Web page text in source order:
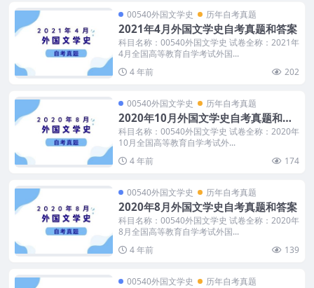
00540外国文学史 历年自考真题
2021年4月外国文学史自考真题和答案
科目名称：00540外国文学史 试卷全称：2021年
4月全国高等教育自学考试外国...
4 年前
202
00540外国文学史 历年自考真题
2020年10月外国文学史自考真题和答
案
科目名称：00540外国文学史 试卷全称：2020年
10月全国高等教育自学考试外...
4 年前
174
00540外国文学史 历年自考真题
2020年8月外国文学史自考真题和答案
科目名称：00540外国文学史 试卷全称：2020年
8月全国高等教育自学考试外国...
4 年前
139
00540外国文学史 历年自考真题